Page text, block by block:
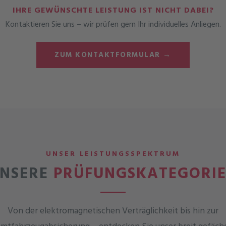
IHRE GEWÜNSCHTE LEISTUNG IST NICHT DABEI?
Kontaktieren Sie uns – wir prüfen gern Ihr individuelles Anliegen.
ZUM KONTAKTFORMULAR →
UNSER LEISTUNGSSPEKTRUM
Von der elektromagnetischen Verträglichkeit bis hin zur